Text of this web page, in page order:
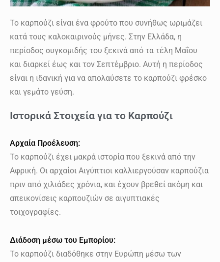
Το καρπούζι είναι ένα φρούτο που συνήθως ωριμάζει
κατά τους καλοκαιρινούς μήνες. Στην Ελλάδα, η
περίοδος συγκομιδής του ξεκινά από τα τέλη Μαΐου
και διαρκεί έως και τον Σεπτέμβριο. Αυτή η περίοδος
είναι η ιδανική για να απολαύσετε το καρπούζι φρέσκο
και γεμάτο γεύση.
Ιστορικά Στοιχεία για το Καρπούζι
Αρχαία Προέλευση:
Το καρπούζι έχει μακρά ιστορία που ξεκινά από την
Αφρική. Οι αρχαίοι Αιγύπτιοι καλλιεργούσαν καρπούζια
πριν από χιλιάδες χρόνια, και έχουν βρεθεί ακόμη και
απεικονίσεις καρπουζιών σε αιγυπτιακές
τοιχογραφίες.
Διάδοση μέσω του Εμπορίου:
Το καρπούζι διαδόθηκε στην Ευρώπη μέσω των